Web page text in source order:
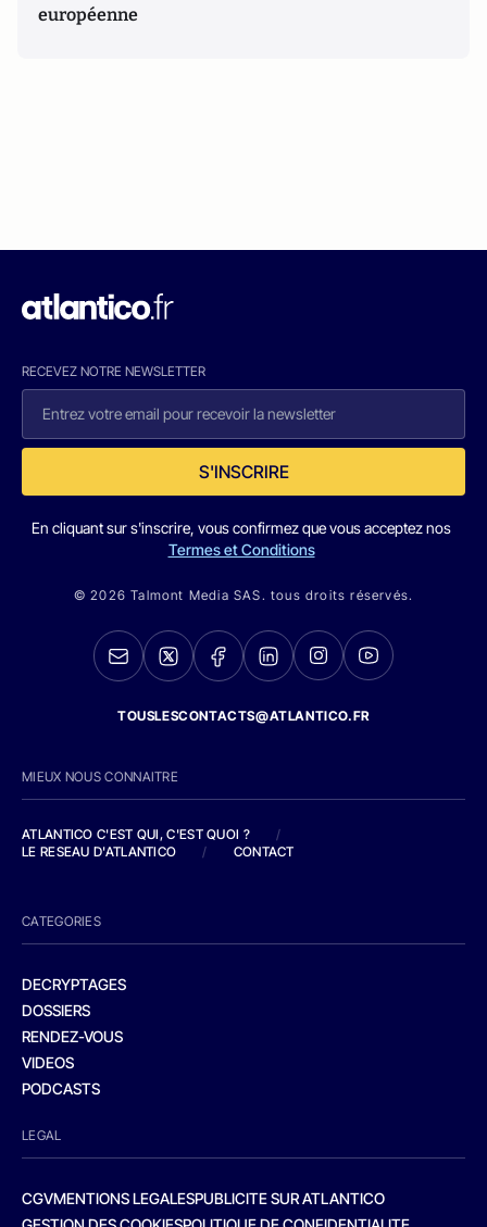
européenne
RECEVEZ NOTRE NEWSLETTER
S'INSCRIRE
En cliquant sur s'inscrire, vous confirmez que vous acceptez nos
Termes et Conditions
© 2026 Talmont Media SAS. tous droits réservés.
TOUSLESCONTACTS@ATLANTICO.FR
MIEUX NOUS CONNAITRE
ATLANTICO C'EST QUI, C'EST QUOI ?
/
LE RESEAU D'ATLANTICO
/ CONTACT
CATEGORIES
DECRYPTAGES
DOSSIERS
RENDEZ-VOUS
VIDEOS
PODCASTS
LEGAL
CGVMENTIONS LEGALESPUBLICITE SUR ATLANTICO